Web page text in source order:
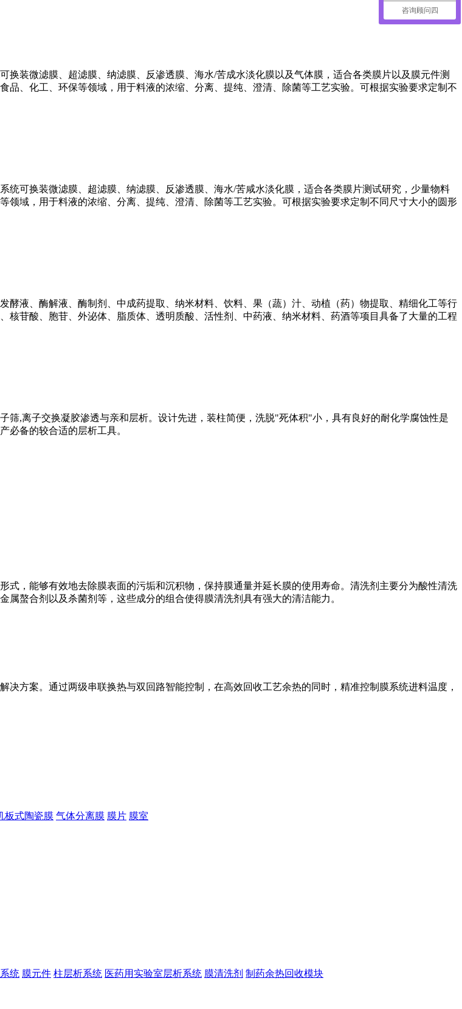
装微滤膜、超滤膜、纳滤膜、反渗透膜、海水/苦成水淡化膜以及气体膜，适合各类膜片以及膜元件测
、化工、环保等领域，用于料液的浓缩、分离、提纯、澄清、除菌等工艺实验。可根据实验要求定制不
可换装微滤膜、超滤膜、纳滤膜、反渗透膜、海水/苦咸水淡化膜，适合各类膜片测试研究，少量物料
域，用于料液的浓缩、分离、提纯、澄清、除菌等工艺实验。可根据实验要求定制不同尺寸大小的圆形
液、酶解液、酶制剂、中成药提取、纳米材料、饮料、果（蔬）汁、动植（药）物提取、精细化工等行
苷酸、胞苷、外泌体、脂质体、透明质酸、活性剂、中药液、纳米材料、药酒等项目具备了大量的工程
,离子交换凝胶渗透与亲和层析。设计先进，装柱简便，洗脱"死体积"小，具有良好的耐化学腐蚀性是
必备的较合适的层析工具。
，能够有效地去除膜表面的污垢和沉积物，保持膜通量并延长膜的使用寿命。清洗剂主要分为酸性清洗
螯合剂以及杀菌剂等，这些成分的组合使得膜清洗剂具有强大的清洁能力。
方案。通过两级串联换热与双回路智能控制，在高效回收工艺余热的同时，精准控制膜系统进料温度，
板式陶瓷膜 气体分离膜 膜片 膜室
统 膜元件 柱层析系统 医药用实验室层析系统 膜清洗剂 制药余热回收模块
咨询顾问四